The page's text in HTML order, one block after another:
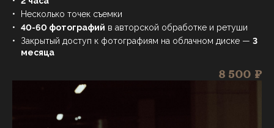
Несколько точек съемки
40-60 фотографий в авторской обработке и ретуши
Закрытый доступ к фотографиям на облачном диске — 3
месяца
8 500 ₽